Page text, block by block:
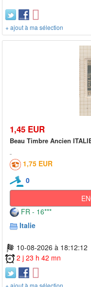
+ ajout à ma sélection
1,45 EUR
Beau Timbre Ancien
1,75 EUR
0
FR - 16***
Italie
10-08-2026 à 18:12:12
2 j 23 h 42 mn